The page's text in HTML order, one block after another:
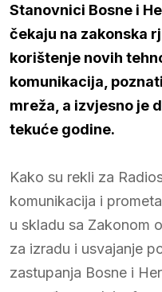
Stanovnici Bosne i
čekaju na zakonska
korištenje novih
komunikacija,
mreža, a izvjesno je
tekuće godine.
Kako su rekli za
komunikacija i
u skladu sa Zakonom
za izradu i usvajanje
zastupanja Bosne i